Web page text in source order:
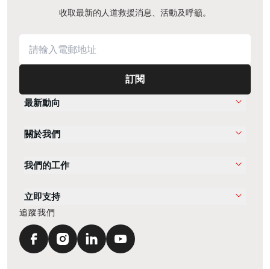
收取最新的人道救援消息、活動及呼籲。
訂閱
最新動向
關於我們
我們的工作
立即支持
追蹤我們